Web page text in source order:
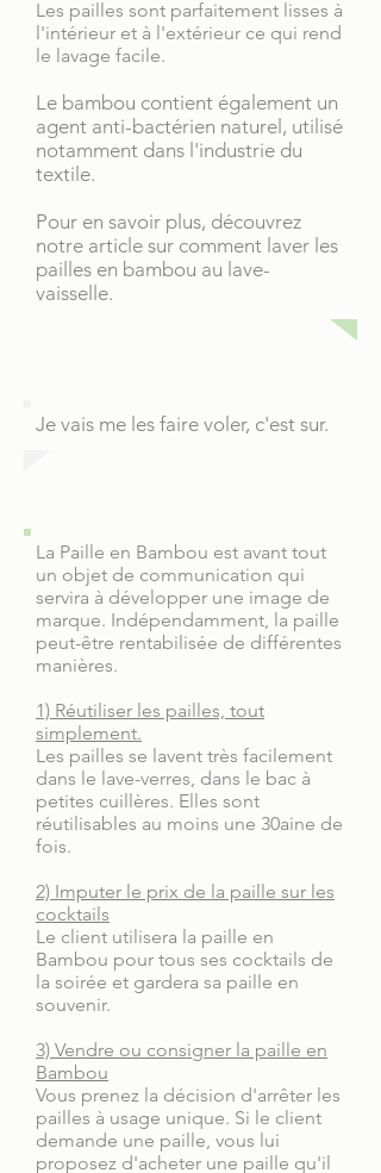
Les pailles sont parfaitement lisses à
l'intérieur et à l'extérieur ce qui rend
le lavage facile.
Le bambou contient également un
agent anti-bactérien naturel, utilisé
notamment dans l'industrie du
textile.
Pour en savoir plus, découvrez
notre article sur comment laver les
pailles en bambou au lave-
vaisselle.
Je vais me les faire voler, c'est sur.
La Paille en Bambou est avant tout
un objet de communication qui
servira à développer une image de
marque. Indépendamment, la paille
peut-être rentabilisée de différentes
manières.
1) Réutiliser les pailles, tout
simplement.
Les pailles se lavent très facilement
dans le lave-verres, dans le bac à
petites cuillères. Elles sont
réutilisables au moins une 30aine de
fois.
2) Imputer le prix de la paille sur les
cocktails
Le client utilisera la paille en
Bambou pour tous ses cocktails de
la soirée et gardera sa paille en
souvenir.
3) Vendre ou consigner la paille en
Bambou
Vous prenez la décision d'arrêter les
pailles à usage unique. Si le client
demande une paille, vous lui
proposez d'acheter une paille qu'il